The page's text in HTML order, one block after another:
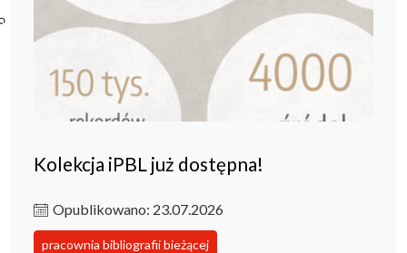
Poczta ibl.waw.pl
Kontakt
Kolekcja iPBL już dostępna!
Opublikowano: 23.07.2026
pracownia bibliografii bieżącej